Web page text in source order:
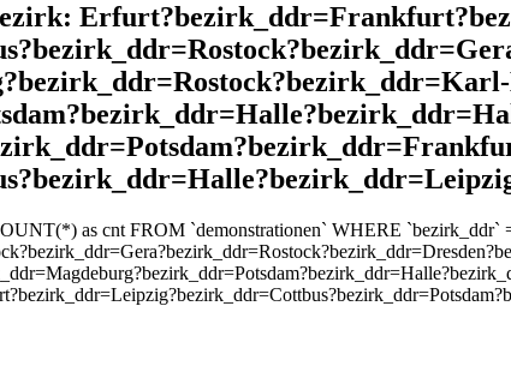
as cnt FROM `demonstrationen` WHERE